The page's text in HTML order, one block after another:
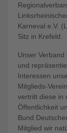
Karneval e.V.
Sitz in Krefeld.
Unser Verband
und
Interessen
Mitglieds-
vertritt diese in
Öffentlichkeit
Bund
Mitglied wir